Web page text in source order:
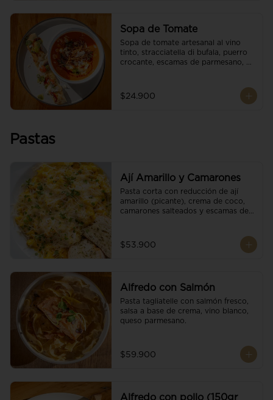
Sopa de Tomate
Sopa de tomate artesanal al vino
tinto, stracciatella di bufala, puerro
crocante, escamas de parmesano,
Acompañado de un tostón de pan
focaccia.
$24.900
Pastas
Ají Amarillo y Camarones
Pasta corta con reducción de ají
amarillo (picante), crema de coco,
camarones salteados y escamas de
$53.900
Alfredo con Salmón
Pasta tagliatelle con salmón fresco,
salsa a base de crema, vino blanco,
queso parmesano.
$59.900
Alfredo con pollo (150gr